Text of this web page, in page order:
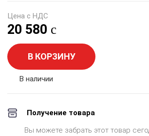
Цена с НДС
20 580
В КОРЗИНУ
В наличии
Получение товара
Вы можете забрать этот товар